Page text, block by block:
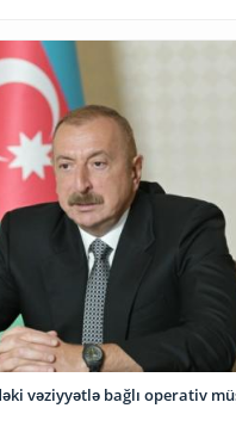
vəziyyətlə bağlı operativ